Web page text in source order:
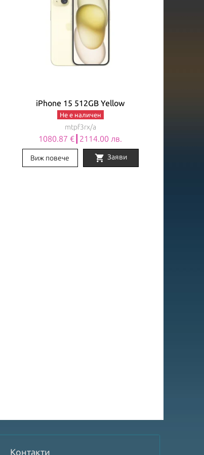
iPhone 15 512GB Yellow
Не е наличен
mtpf3rx/a
1080.87 €┃2114.00 лв.
Виж повече shopping_cart Заяви
Контакти